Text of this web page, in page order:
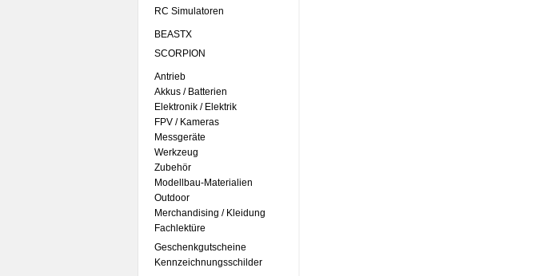
RC Simulatoren
BEASTX
SCORPION
Antrieb
Akkus / Batterien
Elektronik / Elektrik
FPV / Kameras
Messgeräte
Werkzeug
Zubehör
Modellbau-Materialien
Outdoor
Merchandising / Kleidung
Fachlektüre
Geschenkgutscheine
Kennzeichnungsschilder